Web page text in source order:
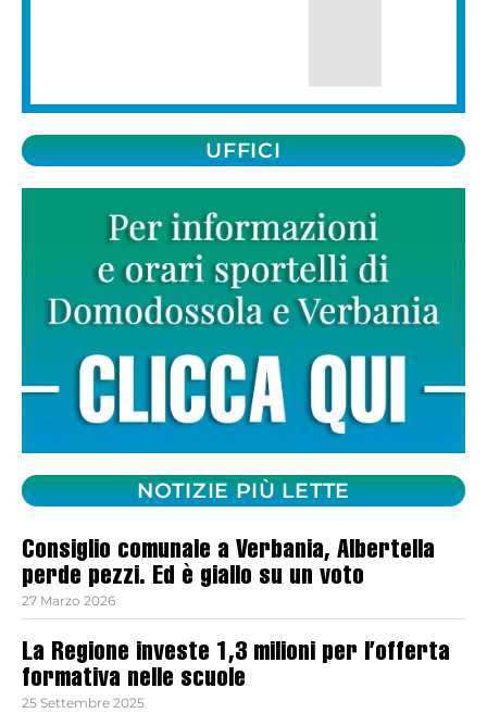
UFFICI
NOTIZIE PIÙ LETTE
Consiglio comunale a Verbania, Albertella
perde pezzi. Ed è giallo su un voto
27 Marzo 2026
La Regione investe 1,3 milioni per l’offerta
formativa nelle scuole
25 Settembre 2025